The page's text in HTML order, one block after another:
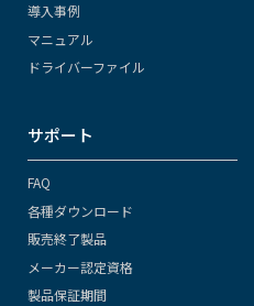
導入事例
マニュアル
ドライバーファイル
サポート
FAQ
各種ダウンロード
販売終了製品
メーカー認定資格
製品保証期間